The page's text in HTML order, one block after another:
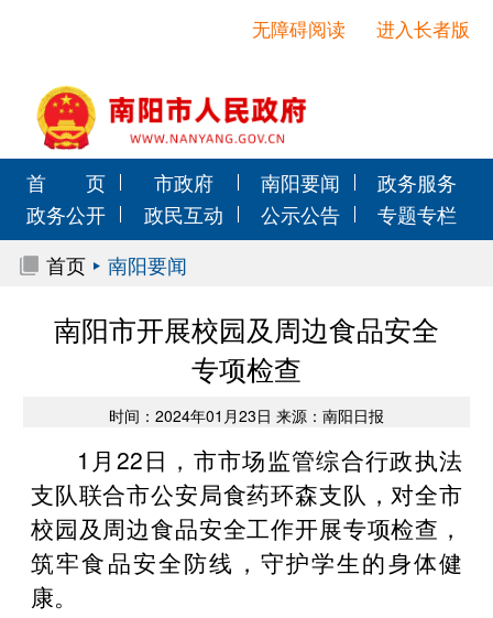
进入长者版
无障碍阅读
首 页 市政府 南阳要闻
政务服务
政务公开
政民互动 公示公告
专题专栏
首页
南阳要闻
南阳市开展校园及周边食品安全
专项检查
时间：2024年01月23日 来源：南阳日报
1月22日，市市场监管综合行政执法
支队联合市公安局食药环森支队，对全市
校园及周边食品安全工作开展专项检查，
筑牢食品安全防线，守护学生的身体健
康。